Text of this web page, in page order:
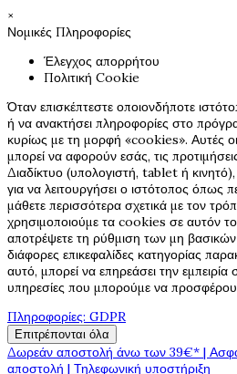
×
Νομικές Πληροφορίες
Έλεγχος απορρήτου
Πολιτική Cookie
Όταν επισκέπτεστε οποιονδήποτε
ή να ανακτήσει πληροφορίες στο
κυρίως με τη μορφή «cookies». Αυτές οι
μπορεί να αφορούν εσάς, τις
Διαδίκτυο (υπολογιστή, tablet ή
για να λειτουργήσει ο ιστότοπος όπως
μάθετε περισσότερα σχετικά με τον
χρησιμοποιούμε τα cookies σε αυτόν
αποτρέψετε τη ρύθμιση των μη
διάφορες επικεφαλίδες κατηγορίας
αυτό, μπορεί να επηρεάσει την εμπειρία
υπηρεσίες που μπορούμε να
Πληροφορίες: GDPR
Επιτρέπονται όλα
Δωρεάν αποστολή άνω των 39€* |
αποστολή | Τηλεφωνική υποστήριξη